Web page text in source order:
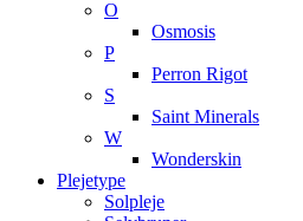
O
Osmosis
P
Perron Rigot
S
Saint Minerals
W
Wonderskin
Plejetype
Solpleje